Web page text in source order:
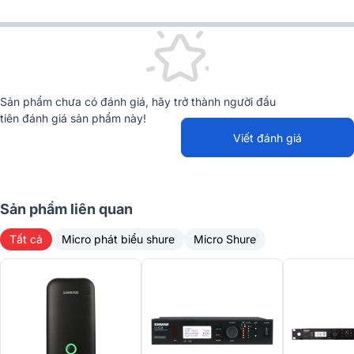
Với thiết kế khung kim loại 1RU chắc chắn, bộ thu Shure ULXD4QE
có thể gắn vừa vặn trong các không gian giới hạn mà không chiếm
quá nhiều diện tích. Việc tích hợp bốn bộ thu độc lập vào một đơn vị
duy nhất giúp tiết kiệm không gian mà vẫn cung cấp đầy đủ các
tính năng mạnh mẽ.
Sản phẩm chưa có đánh giá, hãy trở thành người đầu
tiên đánh giá sản phẩm này!
Viết đánh giá
Sản phẩm liên quan
Tất cả Micro phát biểu shure Micro Shure